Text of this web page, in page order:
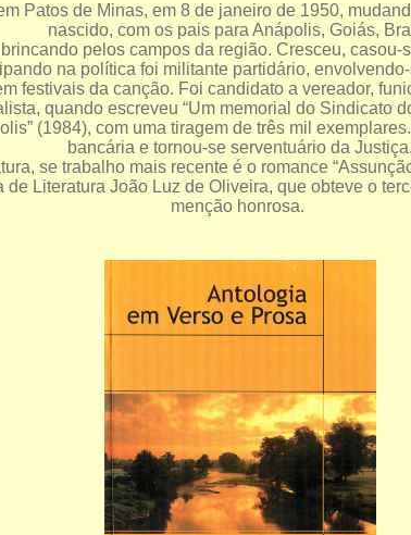
Patos de Minas, em 8 de janeiro de 1950,
nascido, com os pais para Anápolis, Goiás,
pelos campos da região. Cresceu, casou-
na política foi militante partidário,
festivais da canção. Foi candidato a vereador,
quando escreveu “Um memorial do Sindicato
(1984), com uma tiragem de três mil
bancária e tornou-se serventuário da Justiça.
se trabalho mais recente é o romance
de Literatura João Luz de Oliveira, que obteve o
menção honrosa.